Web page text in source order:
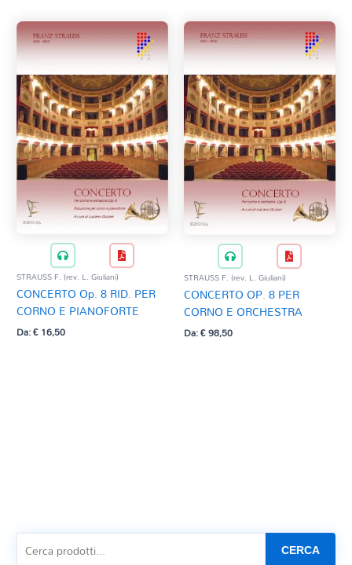
Clarinetto basso
Composizioni originali
Natale
QR base
QR esecuzione
Trascrizioni e Arrangiamenti
AZZERA
STRAUSS F. (rev. L. Giuliani)
CONCERTO Op. 8 RID. PER
CORNO E PIANOFORTE
Da:€16,50
STRAUSS F. (rev. L. Giuliani)
CONCERTO OP. 8 PER
CORNO E ORCHESTRA
Da:€98,50
CERCA